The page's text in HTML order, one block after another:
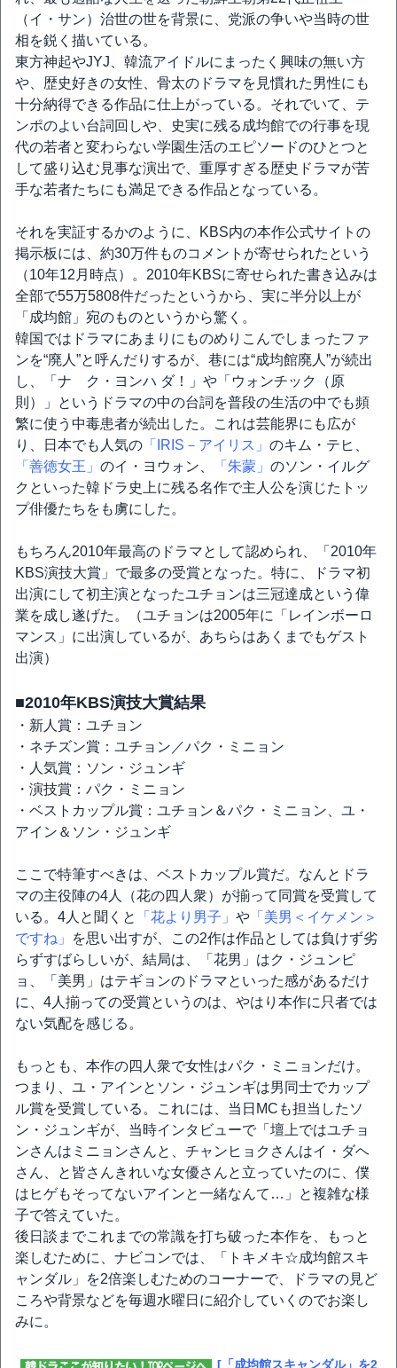
（イ・サン）治世の世を背景に、党派の争いや当時の世
相を鋭く描いている。
東方神起やJYJ、韓流アイドルにまったく興味の無い方
や、歴史好きの女性、骨太のドラマを見慣れた男性にも
十分納得できる作品に仕上がっている。それでいて、テ
ンポのよい台詞回しや、史実に残る成均館での行事を現
代の若者と変わらない学園生活のエピソードのひとつと
して盛り込む見事な演出で、重厚すぎる歴史ドラマが苦
手な若者たちにも満足できる作品となっている。
それを実証するかのように、KBS内の本作公式サイトの
掲示板には、約30万件ものコメントが寄せられたという
（10年12月時点）。2010年KBSに寄せられた書き込みは
全部で55万5808件だったというから、実に半分以上が
「成均館」宛のものというから驚く。
韓国ではドラマにあまりにものめりこんでしまったファ
ンを“廃人”と呼んだりするが、巷には“成均館廃人”が続出
し、「ナ ク・ヨンハ ダ！」や「ウォンチック（原
則）」というドラマの中の台詞を普段の生活の中でも頻
繁に使う中毒患者が続出した。これは芸能界にも広が
り、日本でも人気の 「IRIS－アイリス」 のキム・テヒ、
「善徳女王」 のイ・ヨウォン、 「朱蒙」 のソン・イルグ
クといった韓ドラ史上に残る名作で主人公を演じたトッ
プ俳優たちをも虜にした。
もちろん2010年最高のドラマとして認められ、「2010年
KBS演技大賞」で最多の受賞となった。特に、ドラマ初
出演にして初主演となったユチョンは三冠達成という偉
業を成し遂げた。（ユチョンは2005年に「レインボーロ
マンス」に出演しているが、あちらはあくまでもゲスト
出演）
■2010年KBS演技大賞結果
・新人賞：ユチョン
・ネチズン賞：ユチョン／パク・ミニョン
・人気賞：ソン・ジュンギ
・演技賞：パク・ミニョン
・ベストカップル賞：ユチョン＆パク・ミニョン、ユ・
アイン＆ソン・ジュンギ
ここで特筆すべきは、ベストカップル賞だ。なんとドラ
マの主役陣の4人（花の四人衆）が揃って同賞を受賞して
いる。4人と聞くと
「花より男子」 や 「美男＜イケメン＞
ですね」
を思い出すが、この2作は作品としては負けず劣
らずすばらしいが、結局は、「花男」はク・ジュンピ
ョ、「美男」はテギョンのドラマといった感があるだけ
に、4人揃っての受賞というのは、やはり本作に只者では
ない気配を感じる。
もっとも、本作の四人衆で女性はパク・ミニョンだけ。
つまり、ユ・アインとソン・ジュンギは男同士でカップ
ル賞を受賞している。これには、当日MCも担当したソ
ン・ジュンギが、当時インタビューで「壇上ではユチョ
ンさんはミニョンさんと、チャンヒョクさんはイ・ダヘ
さん、と皆さんきれいな女優さんと立っていたのに、僕
はヒゲもそってないアインと一緒なんて…」と複雑な様
子で答えていた。
後日談までこれまでの常識を打ち破った本作を、もっと
楽しむために、ナビコンでは、「トキメキ☆成均館スキ
ャンダル」を2倍楽しむためのコーナーで、ドラマの見ど
ころや背景などを毎週水曜日に紹介していくのでお楽し
みに。
[「成均館スキャンダル」を2